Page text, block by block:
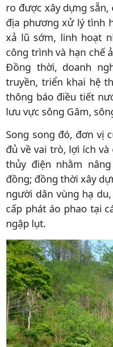
ro được xây dựng
địa phương xử lý tình
xả lũ sớm, linh hoạt
công trình và hạn chế
Đồng thời, doanh
truyền, triển khai hệ
thông báo điều tiết
lưu vực sông Gâm,
Song song đó, đơn vị
đủ về vai trò, lợi ích
thủy điện nhằm
đồng; đồng thời xây
người dân vùng hạ
cấp phát áo phao tại
ngập lụt.